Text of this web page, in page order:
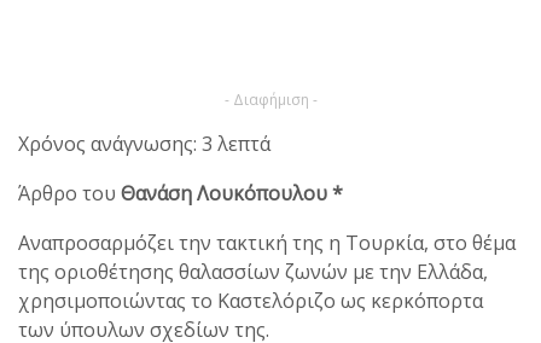
- Διαφήμιση -
Χρόνος ανάγνωσης: 3 λεπτά
Άρθρο του Θανάση Λουκόπουλου *
Αναπροσαρμόζει την τακτική της η Τουρκία, στο θέμα
της οριοθέτησης θαλασσίων ζωνών με την Ελλάδα,
χρησιμοποιώντας το Καστελόριζο ως κερκόπορτα
των ύπουλων σχεδίων της.